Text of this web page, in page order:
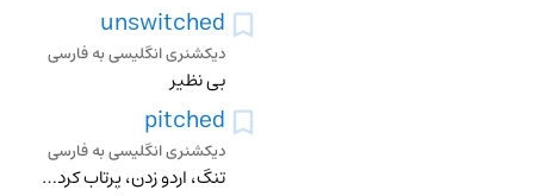
unswitched
دیکشنری انگلیسی به فارسی
بی نظیر
pitched
دیکشنری انگلیسی به فارسی
تنگ، اردو زدن، پرتاب کردن، استوار کردن، نصب کردن، توپ را زدن، بر پا کردن